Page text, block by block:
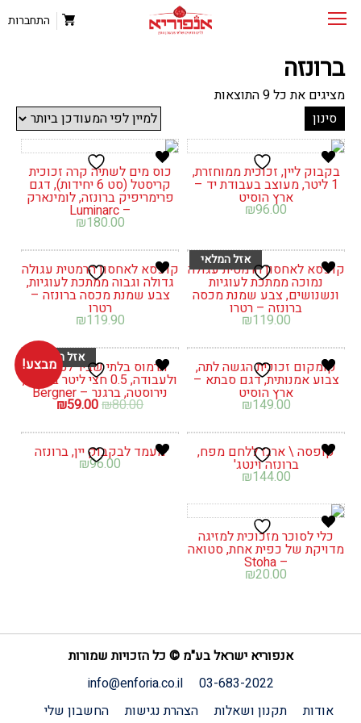
התחברות
ברונזה
מציגים את כל ⁦9⁩ התוצאות ממוין
ביותר
סינון
בקבוק ליין, זכוכית ממוחזרת,
1 ליטר, מעוצב בעבודת יד –
ארץ הוסיט
₪96.00
כוס מים לשתיה קרה זכוכית
קריסטל (סט 6 יחידות), דגם
פרימריפיק ברונזה, לומינארק
– Luminarc
₪180.00
קופסא לאחסון הרמטית עגולה
נמוכה ממתכת לעוגיות
ונשנושים, צבע שמנת מכסה
ברונזה – רטרו
₪119.00
קופסא לאחסון הרמטית עגולה
גדולה וגבוה ממתכת לעוגיות,
צבע שמנת מכסה ברונזה –
רטרו
₪119.90
קומקום זכוכית הגשה לתה,
צבוע אמנותית, דגם סבתא –
ארץ הוסיט
₪149.00
מבצע!
תרמוס בלתי שביר לטיולים
ולעבודה, 0.5 חצי ליטר ברונזה,
נירוסטה, ברגנר – Bergner
₪80.00 המחיר
המקורי
היה:
₪80.00.
₪59.00 המחיר
הנוכחי
הוא:
₪59.00.
קופסה \ ארגז ללחם מפח,
ברונזה וינטג'
₪144.00
מעמד לבקבוק יין, ברונזה
₪96.00
כלי לסוכר מזכוכית למזיגה
מדויקת של כפית אחת, סטואה
– Stoha
₪20.00
אנפוריא ישראל בע"מ © כל הזכויות שמורות
03-683-2022
info@enforia.co.il
אודות
תקנון ושאלות הצהרת נגישות החשבון שלי